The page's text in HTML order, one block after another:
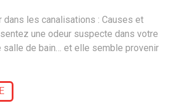
dans les canalisations : Causes et
une odeur suspecte dans votre
salle de bain… et elle semble provenir